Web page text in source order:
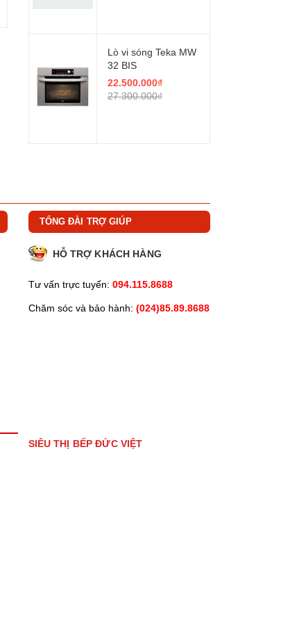
Lò vi sóng Teka MW
32 BIS
22.500.000₫
27.300.000₫
TỔNG ĐÀI TRỢ GIÚP
HỖ TRỢ KHÁCH HÀNG
Tư vấn trực tuyến: 094.115.8688
Chăm sóc và bảo hành: (024)85.89.8688
SIÊU THỊ BẾP ĐỨC VIỆT